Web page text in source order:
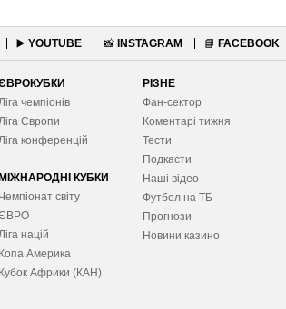
▶️ YOUTUBE 📸 INSTAGRAM 📘 FACEBOOK
чемпіонів
Європи
конференцій
МІЖНАРОДНІ КУБКИ
Чемпіонат світу
націй
Копа Америка
Кубок Африки (КАН)
РІЗНЕ
Фан-сектор
Коментарі тижня
Тести
Подкасти
Наші відео
Футбол на ТБ
Прогнози
Новини казино